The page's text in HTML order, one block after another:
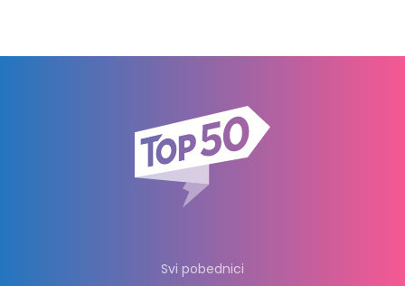
Svi pobednici